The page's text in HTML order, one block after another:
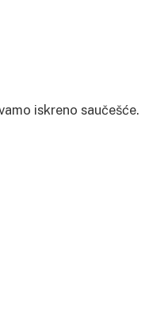
iskreno saučešće.